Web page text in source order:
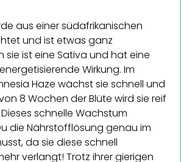
aus einer südafrikanischen
und ist etwas ganz
sie ist eine Sativa und hat eine
Wirkung. Im
Haze wächst sie schnell und
8 Wochen der Blüte wird sie reif
schnelle Wachstum
die Nährstofflösung genau im
da sie diese schnell
verlangt! Trotz ihrer gierigen